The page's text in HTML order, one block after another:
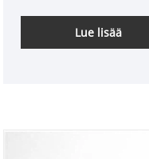
mukaan.
erottaa sisällä
Lue lisää